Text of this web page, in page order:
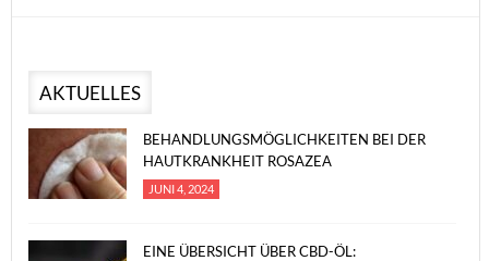
AKTUELLES
BEHANDLUNGSMÖGLICHKEITEN BEI DER
HAUTKRANKHEIT ROSAZEA
JUNI 4, 2024
EINE ÜBERSICHT ÜBER CBD-ÖL: